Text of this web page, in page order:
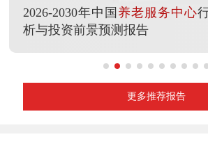
2026-2030年中国 养老服务中心
析与投资前景预测报告
更多推荐报告